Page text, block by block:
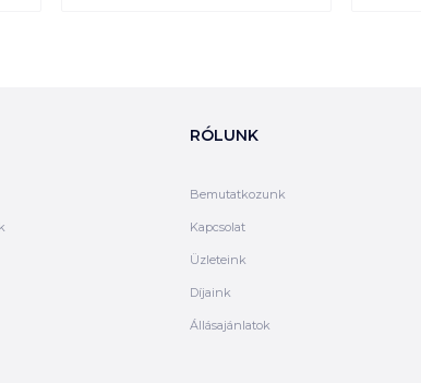
RÓLUNK
Bemutatkozunk
Kapcsolat
Üzleteink
Díjaink
Állásajánlatok